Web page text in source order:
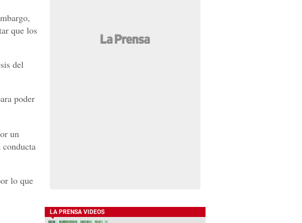
que los
del
poder
un
conducta
lo que
LA PRENSA VIDEOS